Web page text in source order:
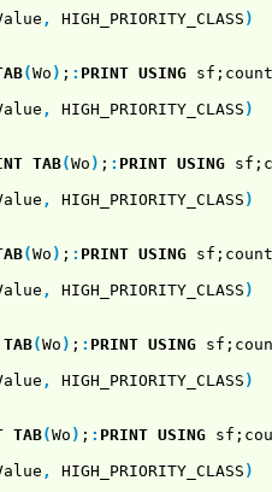
, HIGH_PRIORITY_CLASS )
(Wo ) ; : PRINT USING
, HIGH_PRIORITY_CLASS )
TAB(Wo ) ; : PRINT USING
, HIGH_PRIORITY_CLASS )
(Wo ) ; : PRINT USING
, HIGH_PRIORITY_CLASS )
TAB(Wo ) ; : PRINT USING
, HIGH_PRIORITY_CLASS )
TAB(Wo ) ; : PRINT USING
, HIGH_PRIORITY_CLASS )